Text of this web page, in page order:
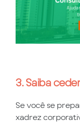
3. Saiba
Se você se
xadrez